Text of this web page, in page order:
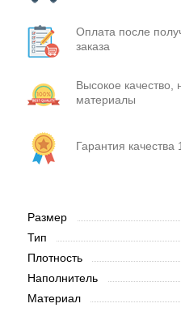
Оплата после
заказа
Высокое качество,
материалы
Гарантия качества
Размер
Тип
Плотность
Наполнитель
Материал